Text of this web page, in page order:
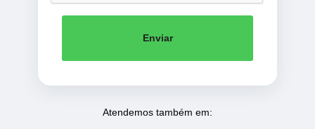
Enviar
Atendemos também em: